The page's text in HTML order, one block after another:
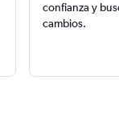
confianza y
cambios.